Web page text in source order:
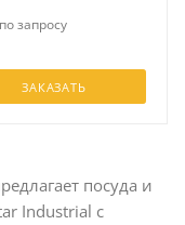
запросу
ЗАКАЗАТЬ
посуда и
Industrial с